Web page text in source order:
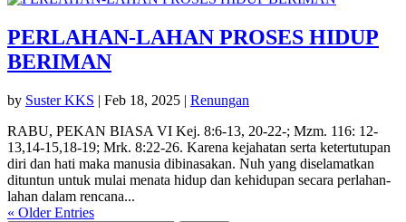
PERLAHAN-LAHAN PROSES HIDUP
BERIMAN
by Suster KKS | Feb 18, 2025 | Renungan
RABU, PEKAN BIASA VI Kej. 8:6-13, 20-22-; Mzm. 116: 12-
13,14-15,18-19; Mrk. 8:22-26. Karena kejahatan serta ketertutupan
diri dan hati maka manusia dibinasakan. Nuh yang diselamatkan
dituntun untuk mulai menata hidup dan kehidupan secara perlahan-
lahan dalam rencana...
« Older Entries